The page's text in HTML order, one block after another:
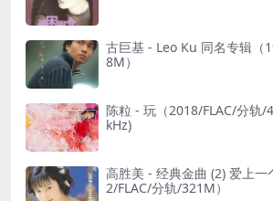
古巨基 - Leo Ku 同名专辑（
8M）
陈粒 - 玩（2018/FLAC/分轨
kHz)
高胜美 - 经典金曲 (2) 爱上
2/FLAC/分轨/321M）